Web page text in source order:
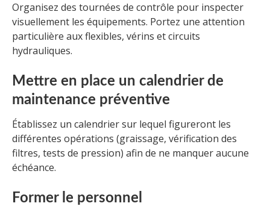
Organisez des tournées de contrôle pour inspecter
visuellement les équipements. Portez une attention
particulière aux flexibles, vérins et circuits
hydrauliques.
Mettre en place un calendrier de
maintenance préventive
Établissez un calendrier sur lequel figureront les
différentes opérations (graissage, vérification des
filtres, tests de pression) afin de ne manquer aucune
échéance.
Former le personnel